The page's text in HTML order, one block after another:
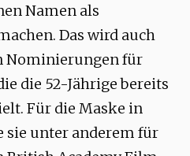
Namen als
Das wird auch
Nominierungen für
die 52-Jährige bereits
Für die Maske in
sie unter anderem für